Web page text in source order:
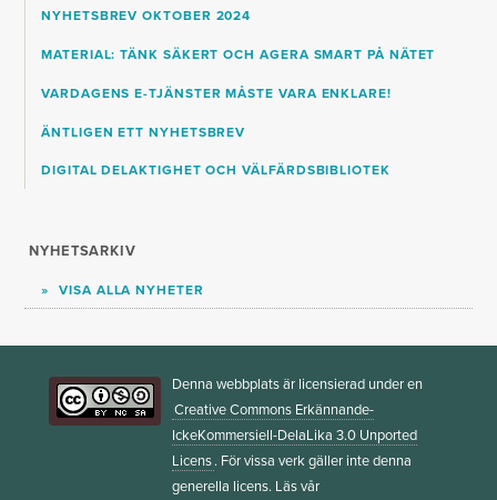
NYHETSBREV OKTOBER 2024
MATERIAL: TÄNK SÄKERT OCH AGERA SMART PÅ NÄTET
VARDAGENS E-TJÄNSTER MÅSTE VARA ENKLARE!
ÄNTLIGEN ETT NYHETSBREV
DIGITAL DELAKTIGHET OCH VÄLFÄRDSBIBLIOTEK
NYHETSARKIV
VISA ALLA NYHETER
Denna webbplats är licensierad under en
Creative Commons Erkännande-
IckeKommersiell-DelaLika 3.0 Unported
Licens. För vissa verk gäller inte denna
generella licens. Läs vår